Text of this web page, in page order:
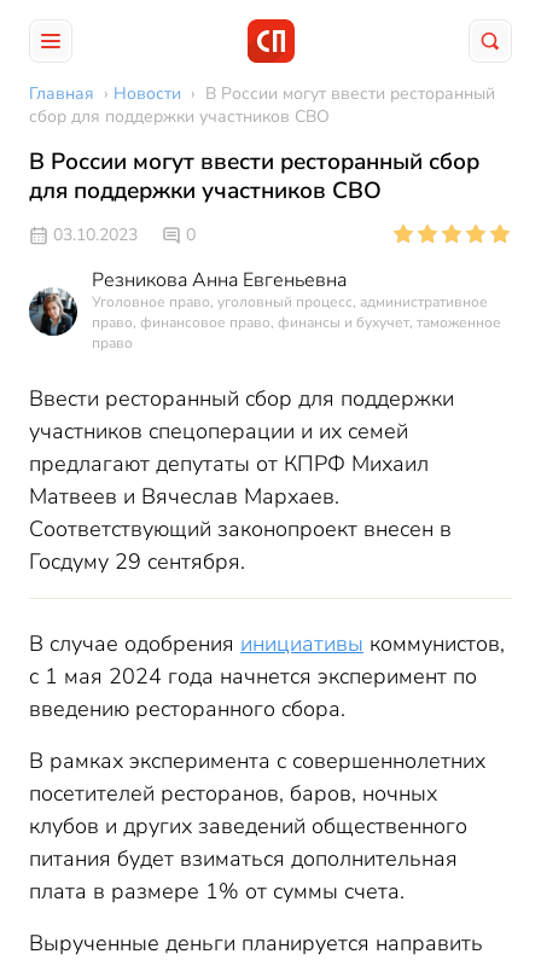
Главная › Новости › В России могут ввести ресторанный
сбор для поддержки участников СВО
В России могут ввести ресторанный сбор
для поддержки участников СВО
03.10.2023 0
Резникова Анна Евгеньевна
Уголовное право, уголовный процесс, административное
право, финансовое право, финансы и бухучет, таможенное
право
Ввести ресторанный сбор для поддержки
участников спецоперации и их семей
предлагают депутаты от КПРФ Михаил
Матвеев и Вячеслав Мархаев.
Соответствующий законопроект внесен в
Госдуму 29 сентября.
В случае одобрения инициативы коммунистов,
с 1 мая 2024 года начнется эксперимент по
введению ресторанного сбора.
В рамках эксперимента с совершеннолетних
посетителей ресторанов, баров, ночных
клубов и других заведений общественного
питания будет взиматься дополнительная
плата в размере 1% от суммы счета.
Вырученные деньги планируется направить